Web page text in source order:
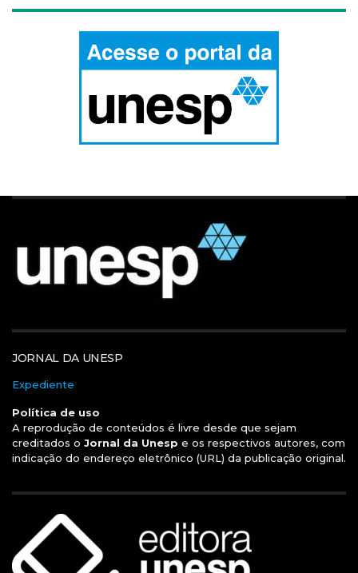
JORNAL DA UNESP
Expediente
Política de uso
A reprodução de conteúdos é livre desde que sejam
creditados o Jornal da Unesp e os respectivos autores, com
indicação do endereço eletrônico (URL) da publicação original.